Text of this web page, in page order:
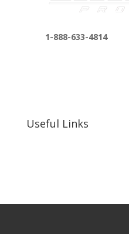
1-888-633-4814
Useful Links